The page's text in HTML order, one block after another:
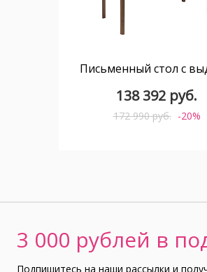
138 392 руб.
172 990 руб. -20%
3 000 рублей в
Подпишитесь на наши рассылки и